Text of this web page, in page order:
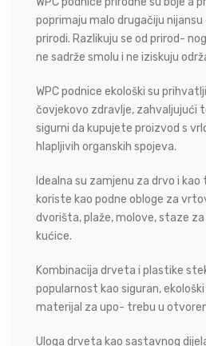
poprimaju malo drugačiju nijansu
prirodi. Razlikuju se od prirod-
ne sadrže smolu i ne iziskuju
WPC podnice ekološki su
čovjekovo zdravlje, zahvaljujući
sigurni da kupujete proizvod s
hlapljivih organskih spojeva.
Idealna su zamjenu za drvo i
koriste kao podne obloge za
dvorišta, plaže, molove, staze
kućice.
Kombinacija drveta i plastike
popularnost kao siguran,
materijal za upo- trebu u
Uloga drveta kao sastavnog